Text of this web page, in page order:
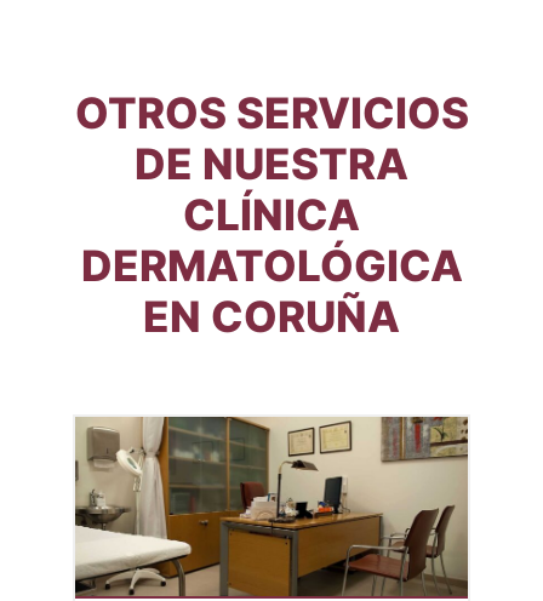
OTROS SERVICIOS
DE NUESTRA
CLÍNICA
DERMATOLÓGICA
EN CORUÑA